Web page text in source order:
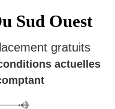
Sud Ouest
gratuits
actuelles